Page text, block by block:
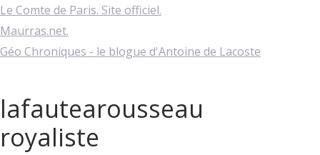
Le Comte de Paris. Site officiel.
Maurras.net.
Géo Chroniques - le blogue d'Antoine de Lacoste
lafautearousseau
royaliste